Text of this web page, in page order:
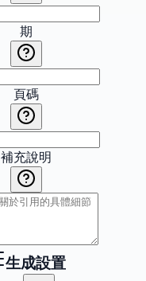
期
頁碼
補充說明
生成設置